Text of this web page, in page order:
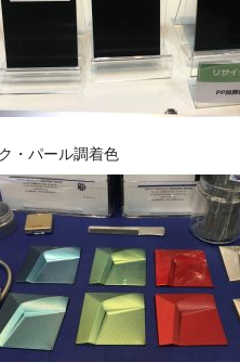
・パール調着色